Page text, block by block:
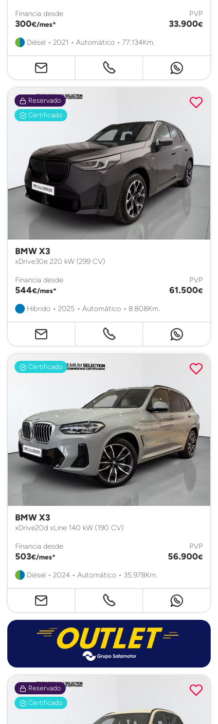
Financia desde
300€/mes*
PVP
33.900€
Diésel • 2021 • Automático • 77.134Km.
Reservado
Certificado
BMW X3
xDrive30e 220 kW (299 CV)
Financia desde
544€/mes*
PVP
61.500€
Híbrido • 2025 • Automático • 8.808Km.
Certificado
BMW X3
xDrive20d xLine 140 kW (190 CV)
Financia desde
503€/mes*
PVP
56.900€
Diésel • 2024 • Automático • 35.978Km.
Reservado
Certificado